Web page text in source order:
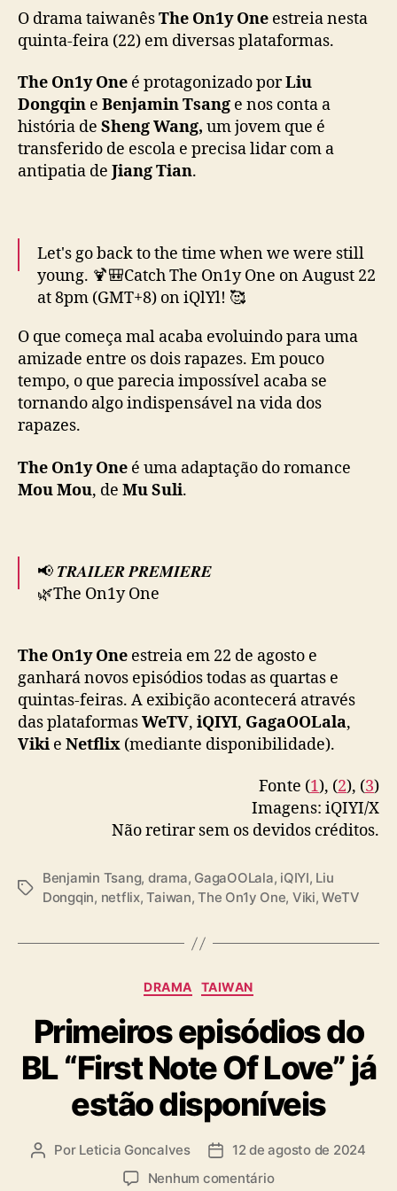
t
r
i
n
e
s
i
n
e
i
r
a
V
e
G
a
g
O
L
a
a
O drama taiwanêsThe On1y One estreia nesta
quinta-feira (22) em diversas plataformas.
The On1y One é protagonizado porLiu
Dongqin e Benjamin Tsang e nos conta a
história de Sheng Wang, um jovem que é
transferido de escola e precisa lidar com a
antipatia de Jiang Tian.
Let's go back to the time when we were still
young. 🍹🎒Catch The On1y One on August 22
at 8pm (GMT+8) on iQlYl! 🥰
#TheOn1yOne#刘冬沁 #LiuDongqin #曾向镇
#ZengXiangzhen#BenjaminTsang
pic.twitter.com/tRdxO996Mm
— iQIYI (@iQIYI)
O que começa mal acaba evoluindo para uma
amizade entre os dois rapazes. Em pouco
tempo, o que parecia impossível acaba se
tornando algo indispensável na vida dos
rapazes.
The On1y One é uma adaptação do romance
Mou Mou, de Mu Suli.
📢 𝑻𝑹𝑨𝑰𝑳𝑬𝑹 𝑷𝑹𝑬𝑴𝑰𝑬𝑹𝑬
🌿The On1y One
🗓️International premiere: August 22, 2024
🌎Worldwide (except 🇯🇵🇰🇷)#某某
pic.twitter.com/QyMikLQIqe
— GagaOOLala (@gagaoolala)August 8, 2024
The On1y One estreia em 22 de agosto e
ganhará novos episódios todas as quartas e
quintas-feiras. A exibição acontecerá através
das plataformasWeTV, iQIYI, GagaOOLala,
Viki e Netflix (mediante disponibilidade).
Fonte (1), (2), (3)
Imagens: iQIYI/X
Não retirar sem os devidos créditos.
T
s
Benjamin Tsang, drama, GagaOOLala, iQIYI, Liu
Dongqin, netflix,Taiwan,The On1y One, Viki,WeTV
C
t
e
g
o
r
i
DRAMA TAIWAN
Primeiros episódios do
BL “First Note Of Love” já
estão disponíveis
A Por Leticia Goncalves
D 12 de agosto de 2024
Nenhum comentárioe